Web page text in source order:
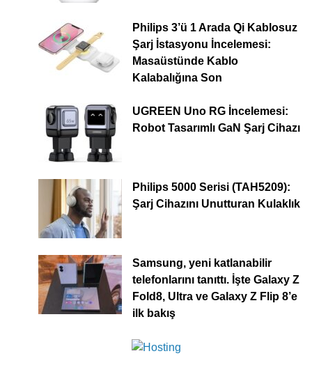
Philips 3’ü 1 Arada Qi Kablosuz
Şarj İstasyonu İncelemesi:
Masaüstünde Kablo
Kalabalığına Son
UGREEN Uno RG İncelemesi:
Robot Tasarımlı GaN Şarj Cihazı
Philips 5000 Serisi (TAH5209):
Şarj Cihazını Unutturan Kulaklık
Samsung, yeni katlanabilir
telefonlarını tanıttı. İşte Galaxy Z
Fold8, Ultra ve Galaxy Z Flip 8’e
ilk bakış